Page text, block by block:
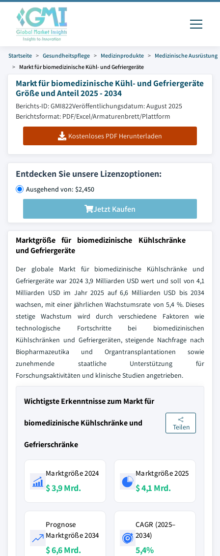
Startseite Gesundheitspflege Medizinprodukte
Medizinische Ausrüstung
Markt für biomedizinische Kühl- und Gefriergeräte
Markt für biomedizinische Kühl- und Gefriergeräte
Größe und Anteil 2025 - 2034
Berichts-ID: GMI822Veröffentlichungsdatum: August 2025
Berichtsformat: PDF/Excel/Armaturenbrett/Plattform
Kostenloses PDF Herunterladen
Entdecken Sie unsere Lizenzoptionen:
Ausgehend von: $2,450
Jetzt Kaufen
Marktgröße für biomedizinische Kühlschränke
und Gefriergeräte
Der globale Markt für biomedizinische Kühlschränke und
Gefriergeräte war 2024 3,9 Milliarden USD wert und soll von 4,1
Milliarden USD im Jahr 2025 auf 6,6 Milliarden USD bis 2034
wachsen, mit einer jährlichen Wachstumsrate von 5,4 %. Dieses
stetige Wachstum wird durch verschiedene Faktoren wie
technologische Fortschritte bei biomedizinischen
Kühlschränken und Gefriergeräten, steigende Nachfrage nach
Biopharmazeutika und Organtransplantationen sowie
zunehmende staatliche Unterstützung für
Forschungsaktivitäten und klinische Studien angetrieben.
Wichtigste Erkenntnisse zum Markt für
biomedizinische Kühlschränke und
Gefrierschränke
Teilen
Marktgröße 2024
$ 3,9 Mrd.
Marktgröße 2025
$ 4,1 Mrd.
Prognose
Marktgröße 2034
$ 6,6 Mrd.
CAGR (2025–
2034)
5,4%